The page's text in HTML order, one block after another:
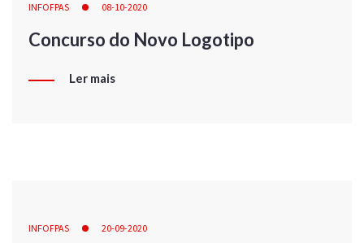
INFOFPAS 08-10-2020
Concurso do Novo Logotipo
Ler mais
INFOFPAS 20-09-2020